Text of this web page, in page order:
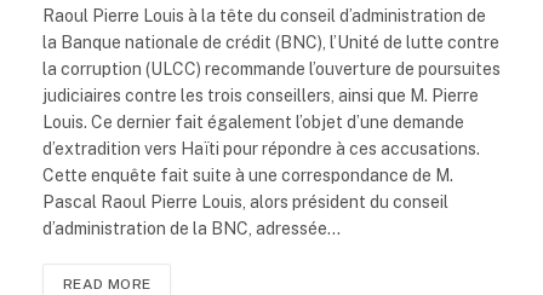
Raoul Pierre Louis à la tête du conseil d’administration de
la Banque nationale de crédit (BNC), l’Unité de lutte contre
la corruption (ULCC) recommande l’ouverture de poursuites
judiciaires contre les trois conseillers, ainsi que M. Pierre
Louis. Ce dernier fait également l’objet d’une demande
d’extradition vers Haïti pour répondre à ces accusations.
Cette enquête fait suite à une correspondance de M.
Pascal Raoul Pierre Louis, alors président du conseil
d’administration de la BNC, adressée…
READ MORE